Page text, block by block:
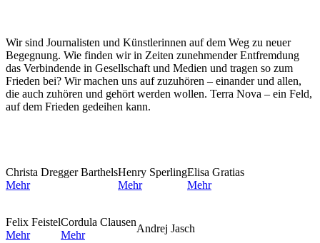
Wir sind Journalisten und Künstlerinnen auf dem Weg zu neuer
Begegnung. Wie finden wir in Zeiten zunehmender Entfremdung
das Verbindende in Gesellschaft und Medien und tragen so zum
Frieden bei? Wir machen uns auf zuzuhören – einander und allen,
die auch zuhören und gehört werden wollen. Terra Nova – ein Feld,
auf dem Frieden gedeihen kann.
Christa Dregger Barthels
Mehr
Henry Sperling
Mehr
Elisa Gratias
Mehr
Felix Feistel
Mehr
Cordula Clausen
Mehr
Andrej Jasch